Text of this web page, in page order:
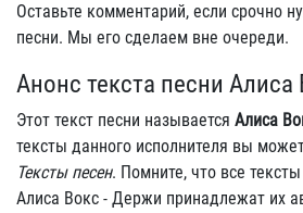
Оставьте комментарий, если срочно
песни. Мы его сделаем вне очереди.
Анонс текста песни
Этот текст песни называется Алиса
тексты данного исполнителя вы
Тексты песен. Помните, что все
Алиса Вокс - Держи принадлежат их